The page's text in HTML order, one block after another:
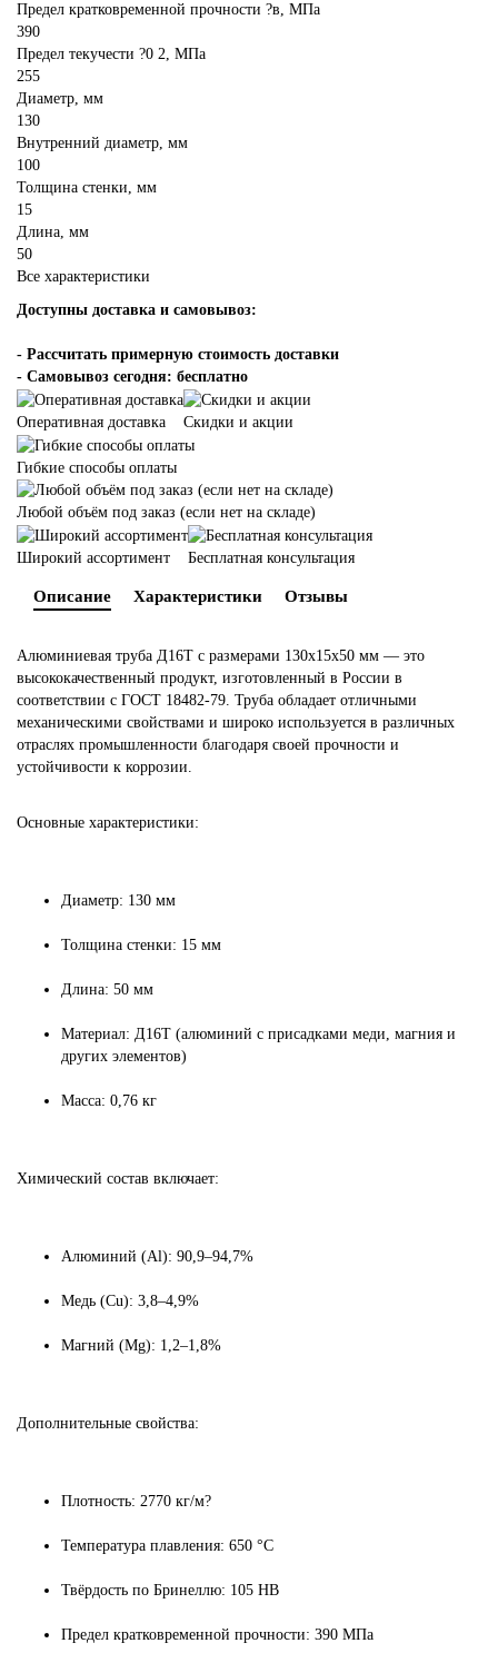
Предел кратковременной прочности ?в, МПа
390
Предел текучести ?0 2, МПа
255
Диаметр, мм
130
Внутренний диаметр, мм
100
Толщина стенки, мм
15
Длина, мм
50
Все характеристики
Доступны доставка и самовывоз:
- Рассчитать примерную стоимость доставки
- Самовывоз сегодня: бесплатно
Оперативная доставка Скидки и акции
Гибкие способы оплаты
Любой объём под заказ (если нет на складе)
Широкий ассортимент Бесплатная консультация
Описание Характеристики Отзывы
Алюминиевая труба Д16Т с размерами 130х15х50 мм — это
высококачественный продукт, изготовленный в России в
соответствии с ГОСТ 18482-79. Труба обладает отличными
механическими свойствами и широко используется в различных
отраслях промышленности благодаря своей прочности и
устойчивости к коррозии.
Основные характеристики:
Диаметр: 130 мм
Толщина стенки: 15 мм
Длина: 50 мм
Материал: Д16Т (алюминий с присадками меди, магния и
других элементов)
Масса: 0,76 кг
Химический состав включает:
Алюминий (Al): 90,9–94,7%
Медь (Cu): 3,8–4,9%
Магний (Mg): 1,2–1,8%
Дополнительные свойства:
Плотность: 2770 кг/м?
Температура плавления: 650 °C
Твёрдость по Бринеллю: 105 HB
Предел кратковременной прочности: 390 МПа